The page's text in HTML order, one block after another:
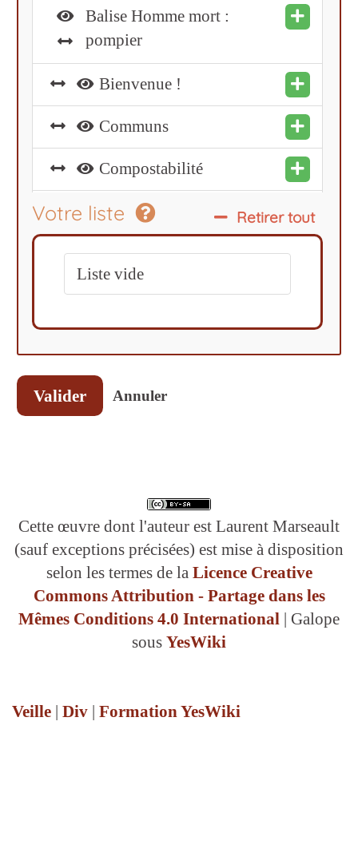
Balise Homme mort :
pompier
Bienvenue !
Communs
Compostabilité
Connecteurs
Connecteurs : Pompiers
Coopération
Démarrer
ECS : Economie Cynique et
Libristes
Prévention : pompier
Prévision : pompier
RETEX : pompiers
Votre liste Retirer tout
Liste vide
Valider Annuler
Cette œuvre dont l'auteur est Laurent Marseault
(sauf exceptions précisées) est mise à disposition
selon les termes de la Licence Creative
Commons Attribution - Partage dans les
Mêmes Conditions 4.0 International | Galope
sous YesWiki
Veille | Div | Formation YesWiki